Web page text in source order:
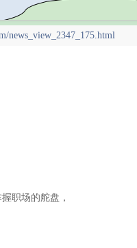
news_view_2347_175.html
职场的舵盘，